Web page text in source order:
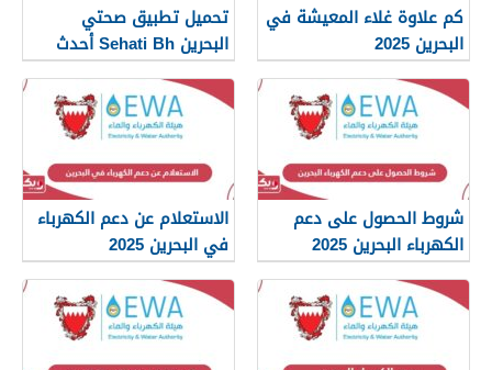
كم علاوة غلاء المعيشة في
البحرين 2025
تحميل تطبيق صحتي
البحرين Sehati Bh أحدث
إصدار 2025
شروط الحصول على دعم
الكهرباء البحرين 2025
الاستعلام عن دعم الكهرباء
في البحرين 2025